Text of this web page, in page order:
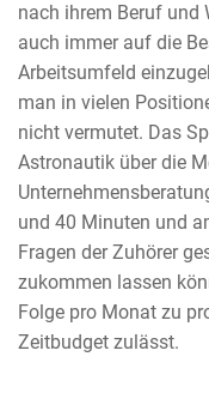
nach ihrem Beruf und
auch immer auf die
Arbeitsumfeld
man in vielen
nicht vermutet. Das
Astronautik über die
und 40 Minuten und
Fragen der Zuhörer
zukommen lassen
Folge pro Monat zu
Zeitbudget zulässt.